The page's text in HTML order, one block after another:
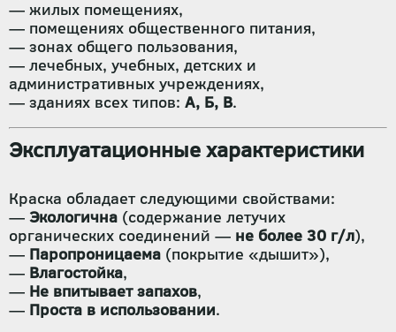
— жилых помещениях,
— помещениях общественного питания,
— зонах общего пользования,
— лечебных, учебных, детских и
административных учреждениях,
— зданиях всех типов: А, Б, В.
Эксплуатационные характеристики
Краска обладает следующими свойствами:
— Экологична (содержание летучих
органических соединений — не более 30 г/л),
— Паропроницаема (покрытие «дышит»),
— Влагостойка,
— Не впитывает запахов,
— Проста в использовании.